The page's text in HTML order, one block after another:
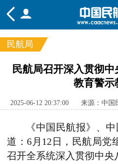
频道
要闻 国
航图 智库
民航局
民航局召开深入贯彻
教育警示
2025-06-12 20:37:00 来源：中国
《中国民航报》、
道：6月12日，民航局党
召开全系统深入贯彻中